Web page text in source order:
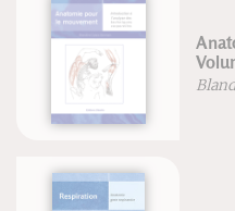
Anatomie pour le
Volume 1
Blandine Calais-